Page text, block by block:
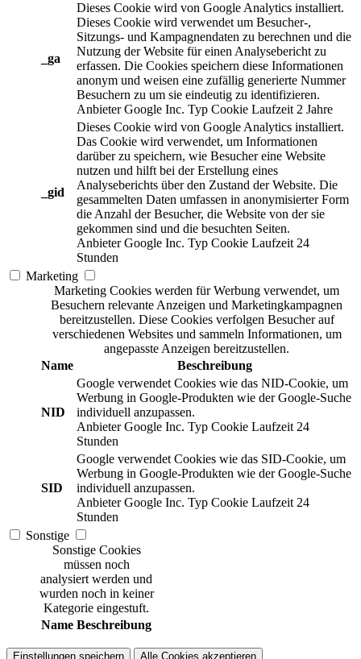
_ga
Dieses Cookie wird von Google Analytics installiert.
Dieses Cookie wird verwendet um Besucher-,
Sitzungs- und Kampagnendaten zu berechnen und die
Nutzung der Website für einen Analysebericht zu
erfassen. Die Cookies speichern diese Informationen
anonym und weisen eine zufällig generierte Nummer
Besuchern zu um sie eindeutig zu identifizieren.
Anbieter Google Inc. Typ Cookie Laufzeit 2 Jahre
_gid
Dieses Cookie wird von Google Analytics installiert.
Das Cookie wird verwendet, um Informationen
darüber zu speichern, wie Besucher eine Website
nutzen und hilft bei der Erstellung eines
Analyseberichts über den Zustand der Website. Die
gesammelten Daten umfassen in anonymisierter Form
die Anzahl der Besucher, die Website von der sie
gekommen sind und die besuchten Seiten.
Anbieter Google Inc. Typ Cookie Laufzeit 24
Stunden
Marketing
Marketing Cookies werden für Werbung verwendet, um
Besuchern relevante Anzeigen und Marketingkampagnen
bereitzustellen. Diese Cookies verfolgen Besucher auf
verschiedenen Websites und sammeln Informationen, um
angepasste Anzeigen bereitzustellen.
Name
Beschreibung
NID
Google verwendet Cookies wie das NID-Cookie, um
Werbung in Google-Produkten wie der Google-Suche
individuell anzupassen.
Anbieter Google Inc. Typ Cookie Laufzeit 24
Stunden
SID
Google verwendet Cookies wie das SID-Cookie, um
Werbung in Google-Produkten wie der Google-Suche
individuell anzupassen.
Anbieter Google Inc. Typ Cookie Laufzeit 24
Stunden
Sonstige
Sonstige Cookies
müssen noch
analysiert werden und
wurden noch in keiner
Kategorie eingestuft.
Name Beschreibung
Einstellungen speichern Alle Cookies akzeptieren